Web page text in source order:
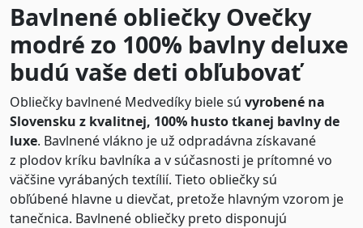
Bavlnené obliečky Ovečky
modré zo 100% bavlny deluxe
budú vaše deti obľubovať
Obliečky bavlnené Medvedíky biele sú vyrobené na
Slovensku z kvalitnej, 100% husto tkanej bavlny de
luxe. Bavlnené vlákno je už odpradávna získavané
z plodov kríku bavlníka a v súčasnosti je prítomné vo
väčšine vyrábaných textílií. Tieto obliečky sú
obľúbené hlavne u dievčat, pretože hlavným vzorom je
tanečnica. Bavlnené obliečky preto disponujú